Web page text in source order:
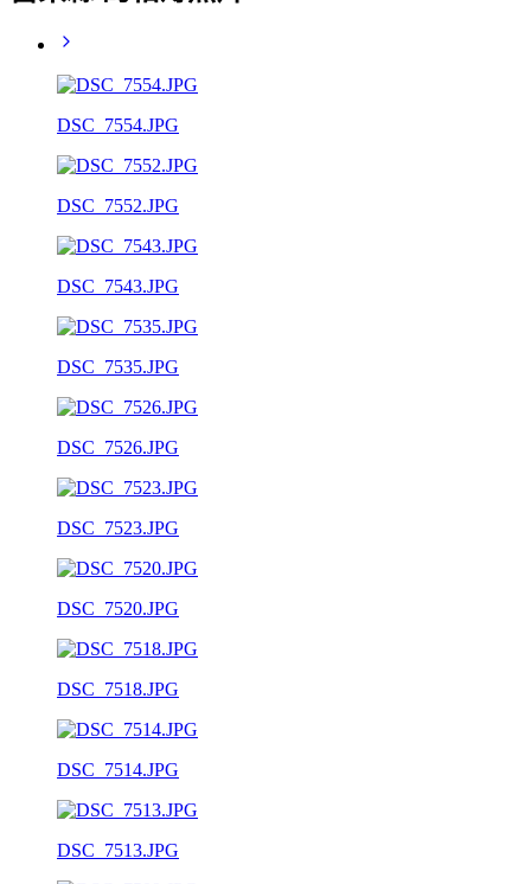
DSC_7554.JPG
DSC_7552.JPG
DSC_7543.JPG
DSC_7535.JPG
DSC_7526.JPG
DSC_7523.JPG
DSC_7520.JPG
DSC_7518.JPG
DSC_7514.JPG
DSC_7513.JPG